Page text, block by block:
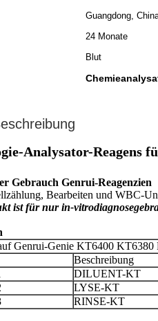
Guangdong,
24 Monate
Blut
Analysator-Reagens
Bearbeiten und WBC-
ist für nur in-
Genrui-Genie KT6400
Beschreibung
DILUENT-KT
LYSE-KT
RINSE-KT